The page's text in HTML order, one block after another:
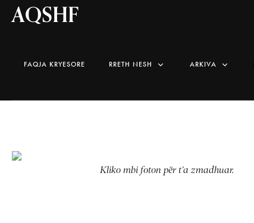
AQSHF
FAQJA KRYESORE RRETH NESH ARKIVA
Kliko mbi foton për t’a zmadhuar.